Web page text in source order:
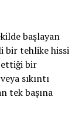
başlayan
bir tehlike hissi
ettiği bir
sıkıntı
tek başına